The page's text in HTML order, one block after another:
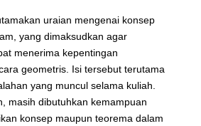
uraian mengenai konsep
yang dimaksudkan agar
menerima kepentingan
geometris. Isi tersebut terutama
yang muncul selama kuliah.
masih dibutuhkan kemampuan
konsep maupun teorema dalam